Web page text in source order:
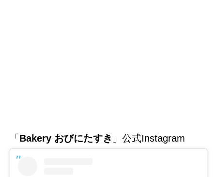
「Bakery おびにたすき 」公式Instagram